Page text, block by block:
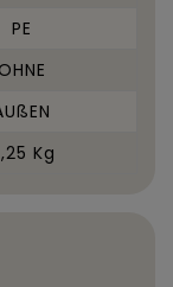
PE
OHNE
Kg